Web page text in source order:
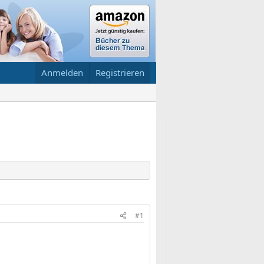
Anmelden Registrieren
#1